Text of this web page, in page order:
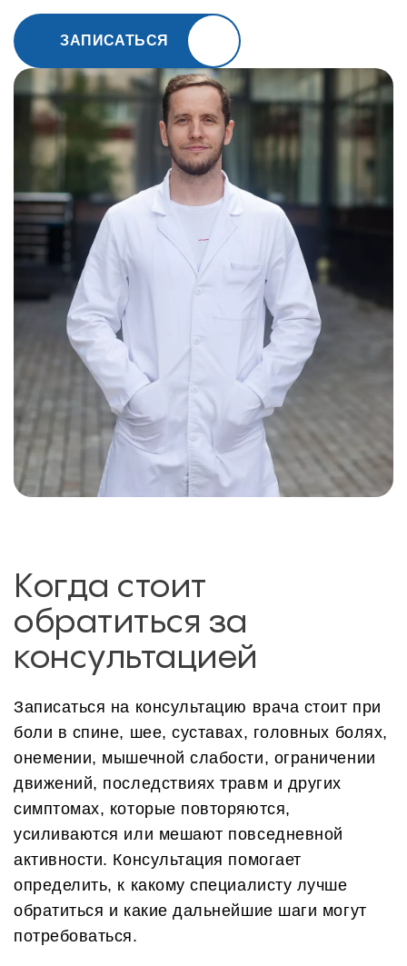
ЗАПИСАТЬСЯ
Когда стоит
обратиться за
консультацией
Записаться на консультацию врача стоит при
боли в спине, шее, суставах, головных болях,
онемении, мышечной слабости, ограничении
движений, последствиях травм и других
симптомах, которые повторяются,
усиливаются или мешают повседневной
активности. Консультация помогает
определить, к какому специалисту лучше
обратиться и какие дальнейшие шаги могут
потребоваться.